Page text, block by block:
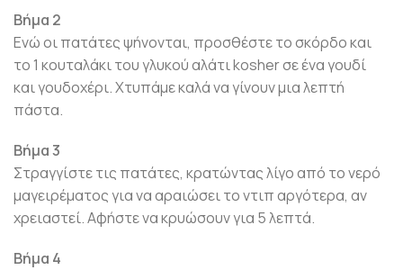
Βήμα 2
Ενώ οι πατάτες ψήνονται, προσθέστε το σκόρδο και
το 1 κουταλάκι του γλυκού αλάτι kosher σε ένα γουδί
και γουδοχέρι. Χτυπάμε καλά να γίνουν μια λεπτή
πάστα.
Βήμα 3
Στραγγίστε τις πατάτες, κρατώντας λίγο από το νερό
μαγειρέματος για να αραιώσει το ντιπ αργότερα, αν
χρειαστεί. Αφήστε να κρυώσουν για 5 λεπτά.
Βήμα 4